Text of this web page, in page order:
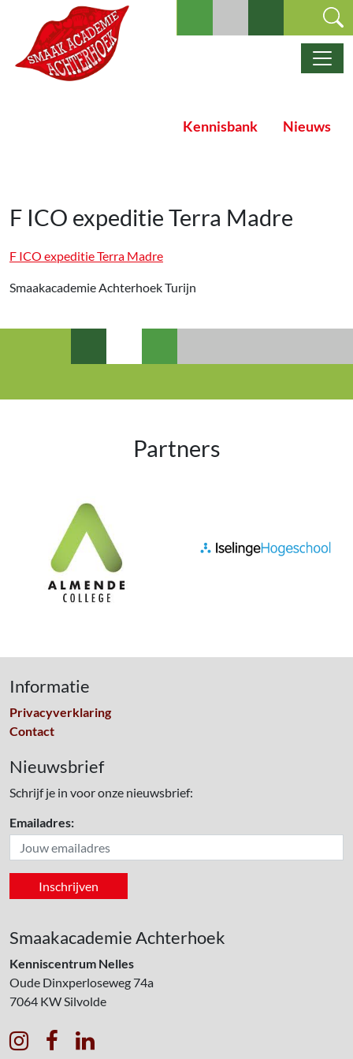
Ga naar de inhoud
Hoofdnavigatie
Kennisbank Nieuws
F ICO expeditie Terra Madre
F ICO expeditie Terra Madre
Smaakacademie Achterhoek Turijn
Partners
Informatie
Privacyverklaring
Contact
Nieuwsbrief
Schrijf je in voor onze nieuwsbrief:
Emailadres:
Smaakacademie Achterhoek
Kenniscentrum Nelles
Oude Dinxperloseweg 74a
7064 KWSilvolde
  